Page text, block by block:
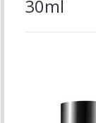
30ml